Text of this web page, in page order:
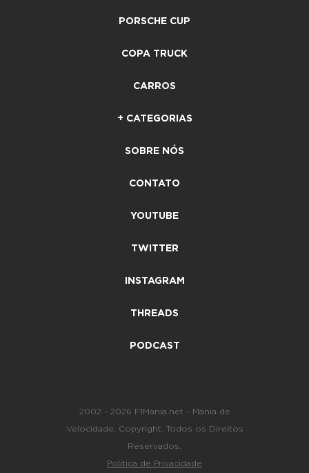
PORSCHE CUP
COPA TRUCK
CARROS
+ CATEGORIAS
SOBRE NÓS
CONTATO
YOUTUBE
TWITTER
INSTAGRAM
THREADS
PODCAST
2002 - 2026 F1Mania.net - Mania de
Velocidade. Copyright. Todos os Direitos
Reservados.
Política de Privacidade